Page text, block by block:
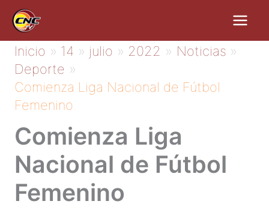
contenido
Inicio 14 julio 2022
Noticias
Deporte
Comienza Liga Nacional de Fútbol
Femenino
Comienza Liga
Nacional de Fútbol
Femenino